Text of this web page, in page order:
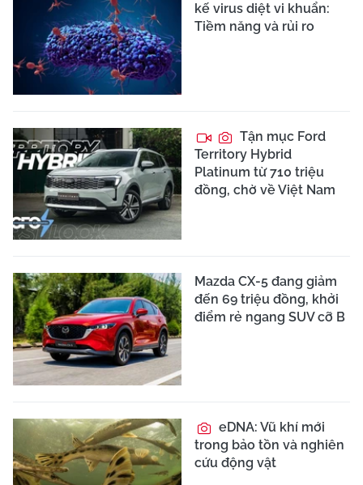
kế virus diệt vi khuẩn:
Tiềm năng và rủi ro
Tận mục Ford
Territory Hybrid
Platinum từ 710 triệu
đồng, chờ về Việt Nam
Mazda CX-5 đang giảm
đến 69 triệu đồng, khởi
điểm rẻ ngang SUV cỡ B
eDNA: Vũ khí mới
trong bảo tồn và nghiên
cứu động vật